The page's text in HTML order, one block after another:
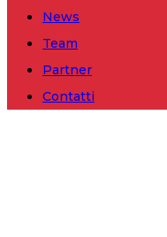
News
Team
Partner
Contatti